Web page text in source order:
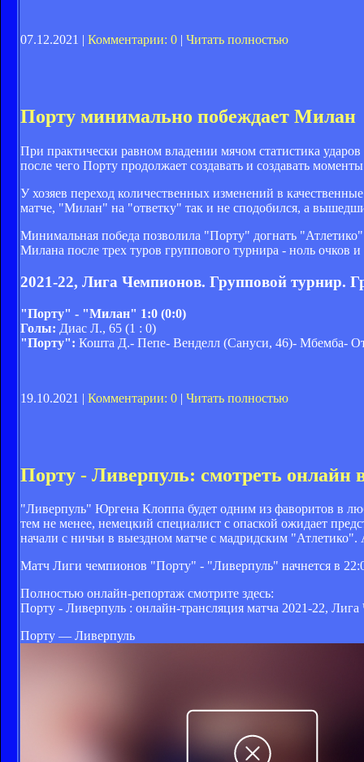
07.12.2021 | Комментарии: 0 | Читать полностью
Порту минимально побеждает Милан
При практически равном владении мячом статистика
после чего Порту продолжает создавать и создавать
У хозяев переход количественных изменений в
матче, "Милан" на "ответку" так и не сподобился, а
Минимальная победа позволила "Порту" догнать
Милана после трех туров группового турнира - ноль очков и
2021-22, Лига Чемпионов. Групповой турнир.
"Порту" - "Милан" 1:0 (0:0)
Голы: Диас Л., 65 (1 : 0)
"Порту": Кошта Д.- Пепе- Венделл (Сануси, 46)- Мбемба-
19.10.2021 | Комментарии: 0 | Читать полностью
Порту - Ливерпуль: смотреть онлайн
"Ливерпуль" Юргена Клоппа будет одним из фаворитов в
тем не менее, немецкий специалист с опаской ожидает
начали с ничьи в выездном матче с мадридским "Атлетико".
Матч Лиги чемпионов "Порту" - "Ливерпуль" начнется в
Полностью онлайн-репортаж смотрите здесь:
Порту - Ливерпуль : онлайн-трансляция матча 2021-22,
Порту — Ливерпуль